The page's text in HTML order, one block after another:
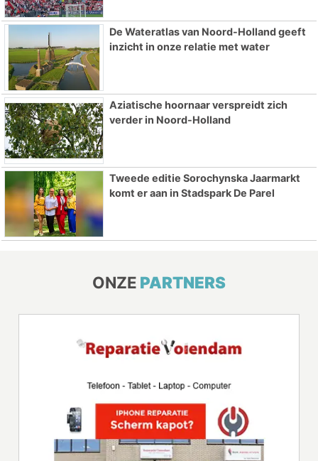
De Wateratlas van Noord-Holland geeft
inzicht in onze relatie met water
Aziatische hoornaar verspreidt zich
verder in Noord-Holland
Tweede editie Sorochynska Jaarmarkt
komt er aan in Stadspark De Parel
ONZE PARTNERS